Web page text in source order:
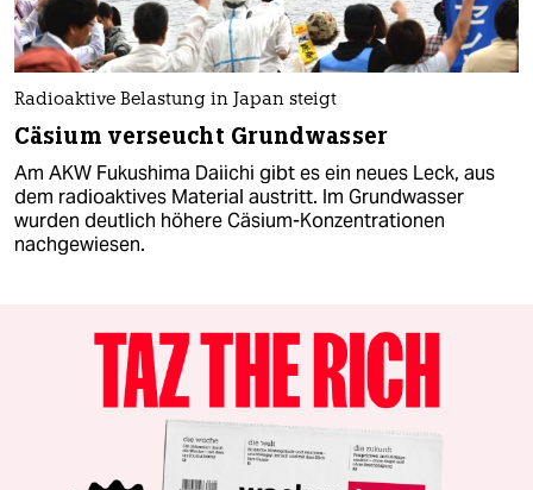
Radioaktive Belastung in Japan steigt
Cäsium verseucht Grundwasser
Am AKW Fukushima Daiichi gibt es ein neues Leck, aus
dem radioaktives Material austritt. Im Grundwasser
wurden deutlich höhere Cäsium-Konzentrationen
nachgewiesen.